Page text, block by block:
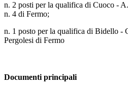
n. 2 posti per la qualifica di Cuoco -
n. 4 di Fermo;
n. 1 posto per la qualifica di Bidello -
Pergolesi di Fermo
Documenti principali